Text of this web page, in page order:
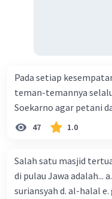
Pada setiap
teman-temannya
Soekarno agar petani
47 1.0
Salah satu masjid
di pulau Jawa adalah... a. tua palopo b. mantingan c.